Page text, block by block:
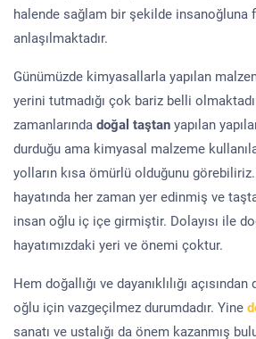
halende sağlam bir şekilde insanoğluna
anlaşılmaktadır.
Günümüzde kimyasallarla yapılan
yerini tutmadığı çok bariz belli
zamanlarında doğal taştan yapılan
durduğu ama kimyasal malzeme
yolların kısa ömürlü olduğunu
hayatında her zaman yer edinmiş ve
insan oğlu iç içe girmiştir. Dolayısı ile
hayatımızdaki yeri ve önemi çoktur.
Hem doğallığı ve dayanıklılığı
oğlu için vazgeçilmez durumdadır. Yine
sanatı ve ustalığı da önem kazanmış